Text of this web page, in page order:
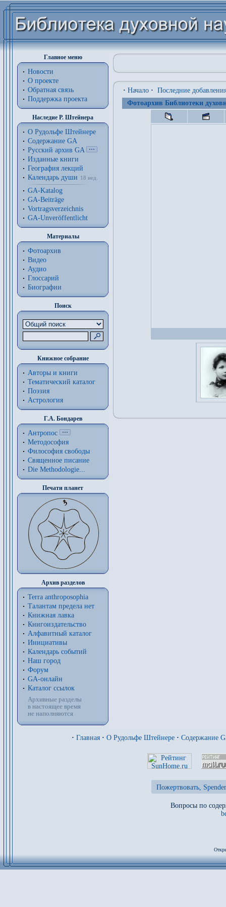
Главное меню
Новости
О проекте
Обратная связь
Поддержка проекта
Наследие Р. Штейнера
О Рудольфе Штейнере
Содержание GA
Русский архив GA
Изданные книги
География лекций
Календарь души
18 нед.
GA-Katalog
GA-Beiträge
Vortragsverzeichnis
GA-Unveröffentlicht
Материалы
Фотоархив
Видео
Аудио
Глоссарий
Биографии
Поиск
Книжное собрание
Авторы и книги
Тематический каталог
Поэзия
Астрология
Г.А. Бондарев
Антропос
Методософия
Философия cвободы
Священное писание
Die Methodologie...
Печати планет
Архив разделов
Terra anthroposophia
Талантам предела нет
Книжная лавка
Книгоиздательство
Алфавитный каталог
Инициативы
Календарь событий
Наш город
Форум
GA-онлайн
Каталог ссылок
Архивные разделы
в настоящее время
не наполняются
· Начало · Последние
Фотоархив Библиотеки
· Главная · О Рудольфе Штейнере · Содержание
Пожертвовать,
Вопросы по